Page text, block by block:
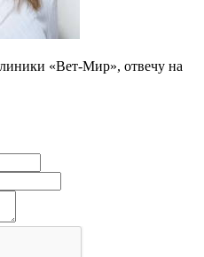
«Вет-Мир», отвечу на